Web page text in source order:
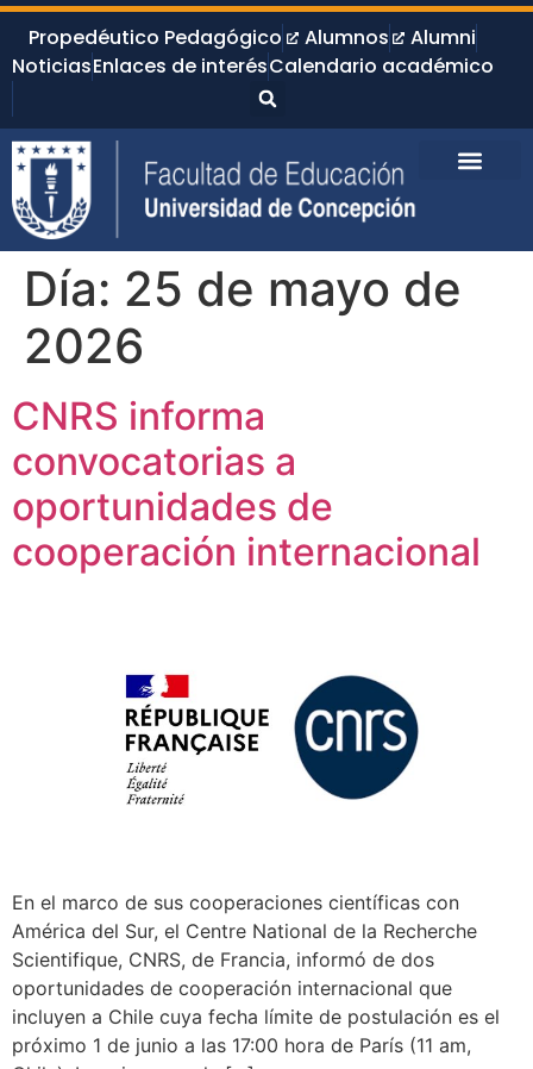
Propedéutico Pedagógico Alumnos
Alumni
NoticiasEnlaces de interésCalendario académico
Día: 25 de mayo de
2026
CNRS informa
convocatorias a
oportunidades de
cooperación internacional
En el marco de sus cooperaciones científicas con
América del Sur, el Centre National de la Recherche
Scientifique, CNRS, de Francia, informó de dos
oportunidades de cooperación internacional que
incluyen a Chile cuya fecha límite de postulación es el
próximo 1 de junio a las 17:00 hora de París (11 am,